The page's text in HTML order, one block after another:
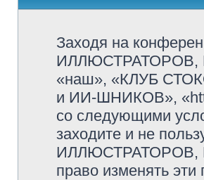
Заходя на
ИЛЛЮСТРАТОРОВ,
«наш», «КЛУБ
и ИИ-ШНИКОВ»,
со следующими
заходите и не
ИЛЛЮСТРАТОРОВ,
право изменять